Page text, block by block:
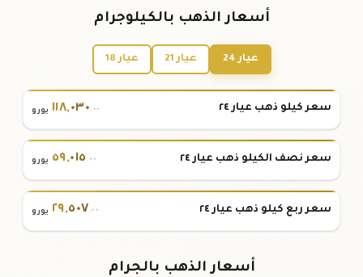
أسعار الذهب بالكيلوجرام
عيار 24 عيار 21 عيار 18
سعر كيلو ذهب عيار ٢٤ ١١٨,٠٣٠.٠٠ يورو
سعر نصف الكيلو ذهب عيار ٢٤ ٥٩,٠١٥ .٠٠ يورو
سعر ربع كيلو ذهب عيار ٢٤ ٢٩,٥٠٧.٠٠ يورو
أسعار الذهب بالجرام